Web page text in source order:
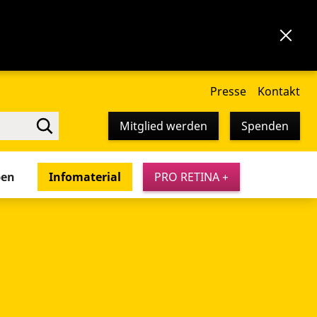
Presse Kontakt
Mitglied werden Spenden
Infomaterial PRO RETINA +